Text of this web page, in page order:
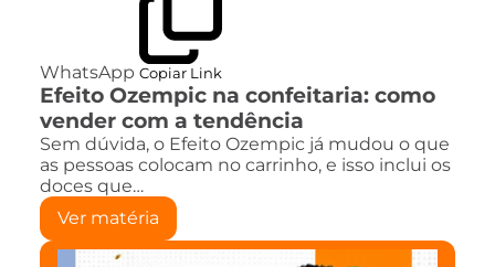
WhatsApp Copiar Link
Efeito Ozempic na confeitaria: como
vender com a tendência
Sem dúvida, o Efeito Ozempic já mudou o que
as pessoas colocam no carrinho, e isso inclui os
doces que…
Ver matéria